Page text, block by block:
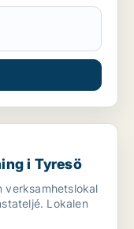
i Tyresö
verksamhetslokal
Lokalen